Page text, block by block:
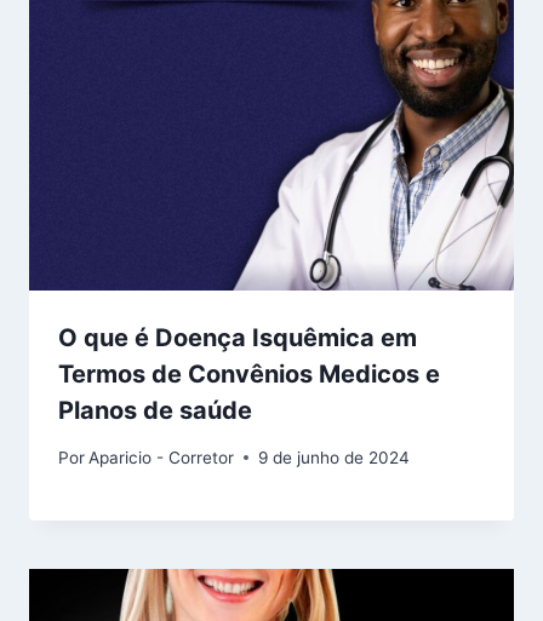
O que é Doença Isquêmica em
Termos de Convênios Medicos e
Planos de saúde
PorAparicio - Corretor 9 de junho de 2024